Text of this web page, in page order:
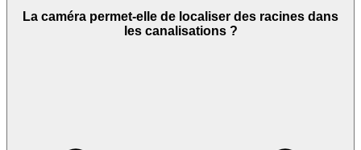
La caméra permet-elle de localiser des racines dans
les canalisations ?